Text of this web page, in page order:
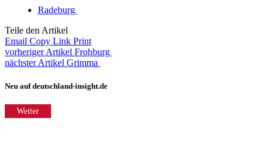
Radeburg
Teile den Artikel
Email Copy Link Print
vorheriger Artikel Frohburg
nächster Artikel Grimma
Neu auf deutschland-insight.de
Wetter